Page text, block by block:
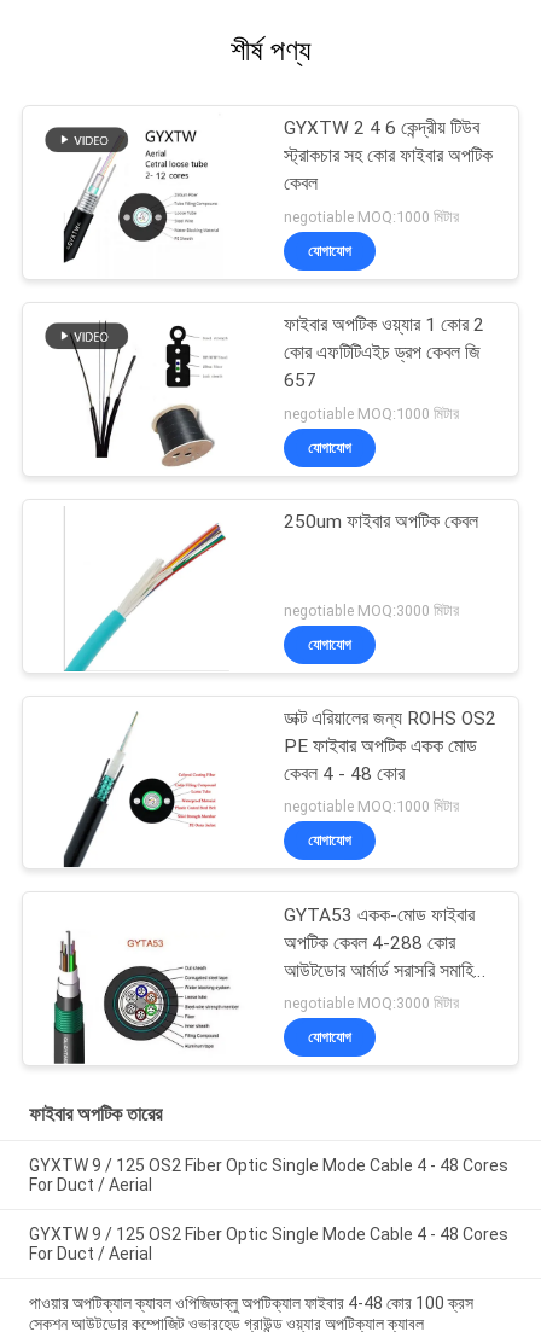
শীর্ষ পণ্য
GYXTW 2 4 6 কেন্দ্রীয় টিউব
স্ট্রাকচার সহ কোর ফাইবার অপটিক
কেবল
negotiable MOQ:1000 মিটার
যোগাযোগ
ফাইবার অপটিক ওয়্যার 1 কোর 2
কোর এফটিটিএইচ ড্রপ কেবল জি
657
negotiable MOQ:1000 মিটার
যোগাযোগ
250um ফাইবার অপটিক কেবল
negotiable MOQ:3000 মিটার
যোগাযোগ
ডাক্ট এরিয়ালের জন্য ROHS OS2
PE ফাইবার অপটিক একক মোড
কেবল 4 - 48 কোর
negotiable MOQ:1000 মিটার
যোগাযোগ
GYTA53 একক-মোড ফাইবার
অপটিক কেবল 4-288 কোর
আউটডোর আর্মার্ড সরাসরি সমাহিত
ফাইবার অপটিক কেবলের কারখানা
সরাসরি বিক্রয়
negotiable MOQ:3000 মিটার
যোগাযোগ
ফাইবার অপটিক তারের
GYXTW 9 / 125 OS2 Fiber Optic Single Mode Cable 4 - 48 Cores
For Duct / Aerial
GYXTW 9 / 125 OS2 Fiber Optic Single Mode Cable 4 - 48 Cores
For Duct / Aerial
পাওয়ার অপটিক্যাল ক্যাবল ওপিজিডাব্লু অপটিক্যাল ফাইবার 4-48 কোর 100 ক্রস
সেকশন আউটডোর কম্পোজিট ওভারহেড গ্রাউন্ড ওয়্যার অপটিক্যাল ক্যাবল